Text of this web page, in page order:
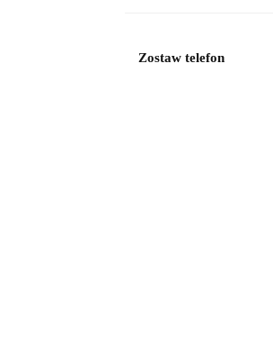
Zostaw telefon